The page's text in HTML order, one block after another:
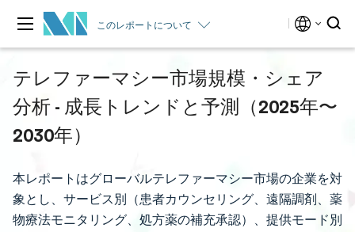
このレポートについて
テレファーマシー市場規模・シェア
分析 - 成長トレンドと予測（2025年〜
2030年）
本レポートはグローバルテレファーマシー市場の企業を対
象とし、サービス別（患者カウンセリング、遠隔調剤、薬
物療法モニタリング、処方薬の補充承認）、提供モード別